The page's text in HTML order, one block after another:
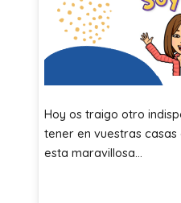
Hoy os traigo otro
tener en vuestras casas
esta maravillosa…